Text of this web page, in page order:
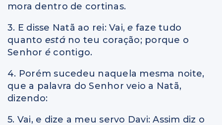
mora dentro de cortinas.
3. E disse Natã ao rei: Vai,e faze tudo
quanto está no teu coração; porque o
Senhor é contigo.
4. Porém sucedeu naquela mesma noite,
que a palavra do Senhor veio a Natã,
dizendo:
5. Vai, e dize a meu servo Davi: Assim diz o